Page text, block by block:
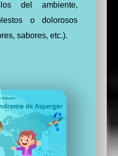
del ambiente,
o dolorosos
sabores, etc.).